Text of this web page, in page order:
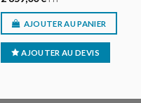
AJOUTER AU PANIER
AJOUTER AU DEVIS